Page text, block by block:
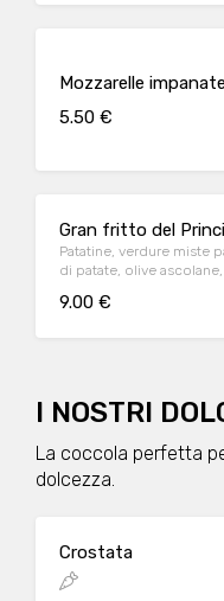
Mozzarelle impanate
5.50 €
Gran fritto del
Patatine, verdure miste
di patate, olive
9.00 €
I NOSTRI
La coccola perfetta
dolcezza.
Crostata